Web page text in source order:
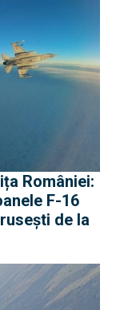
României:
F-16
de la